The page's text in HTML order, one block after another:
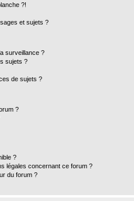
?!
et sujets ?
surveillance ?
sujets ?
de sujets ?
?
?
légales concernant ce forum ?
du forum ?